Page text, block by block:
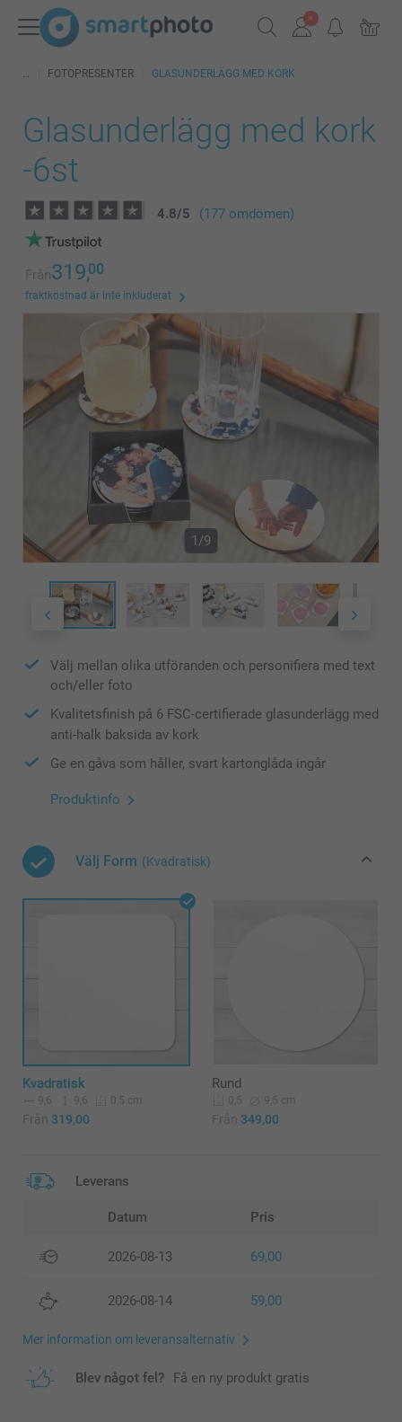
FOTOPRESENTER GLASUNDERLÄGG MED KORK
Glasunderlägg med kork
-6st
4.8/5 (177 omdömen)
Från319,00
fraktkostnad är inte inkluderat
1/9
Välj mellan olika utföranden och personifiera med text
och/eller foto
Kvalitetsfinish på 6 FSC-certifierade glasunderlägg med
anti-halk baksida av kork
Ge en gåva som håller, svart kartonglåda ingår
Produktinfo
Välj Form (Kvadratisk)
Kvadratisk
9,6 9,6 0,5 cm
Från 319,00
Rund
0,5 9,5 cm
Från 349,00
Leverans
Datum Pris
2026-08-13 69,00
2026-08-14 59,00
Mer information om leveransalternativ
Blev något fel? Få en ny produkt gratis